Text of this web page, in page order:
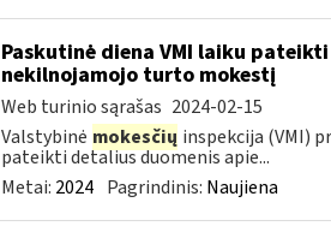
Paskutinė diena VMI laiku
nekilnojamojo turto mokestį
Web turinio sąrašas 2024-02-15
Valstybinė mokesčių inspekcija (VMI)
pateikti detalius duomenis apie...
Metai: 2024 Pagrindinis: Naujiena